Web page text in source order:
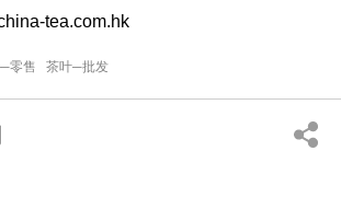
tea.com.hk
零售 茶叶─批发